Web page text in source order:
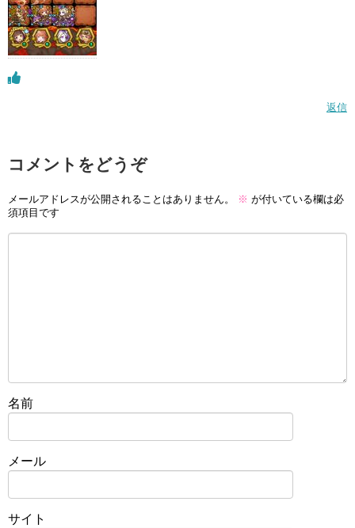
返信
コメントをどうぞ
メールアドレスが公開されることはありません。 ※ が付いている欄は必
須項目です
名前
メール
サイト